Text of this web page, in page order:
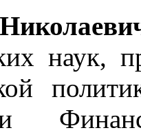
наук,